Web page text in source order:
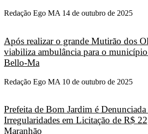
Redação Ego MA 14 de outubro de 2025
Após realizar o grande Mutirão dos
viabiliza ambulância para o
Bello-Ma
Redação Ego MA 10 de outubro de 2025
Prefeita de Bom Jardim é
Irregularidades em Licitação de R$
Maranhão